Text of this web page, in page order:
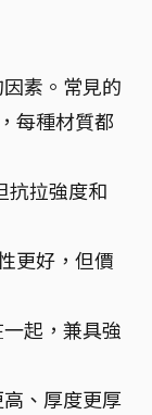
素。常見的
每種材質都
抗拉強度和
更好，但價
起，兼具強
、厚度更厚